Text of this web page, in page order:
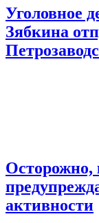
Уголовное
Зябкина
Осторожно,
активности